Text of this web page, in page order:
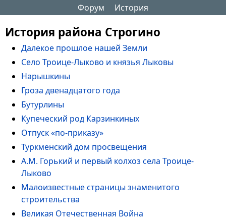
Форум История
История района Строгино
Далекое прошлое нашей Земли
Село Троице-Лыково и князья Лыковы
Нарышкины
Гроза двенадцатого года
Бутурлины
Купеческий род Карзинкиных
Отпуск «по-приказу»
Туркменский дом просвещения
А.М. Горький и первый колхоз села Троице-
Лыково
Малоизвестные страницы знаменитого
строительства
Великая Отечественная Война